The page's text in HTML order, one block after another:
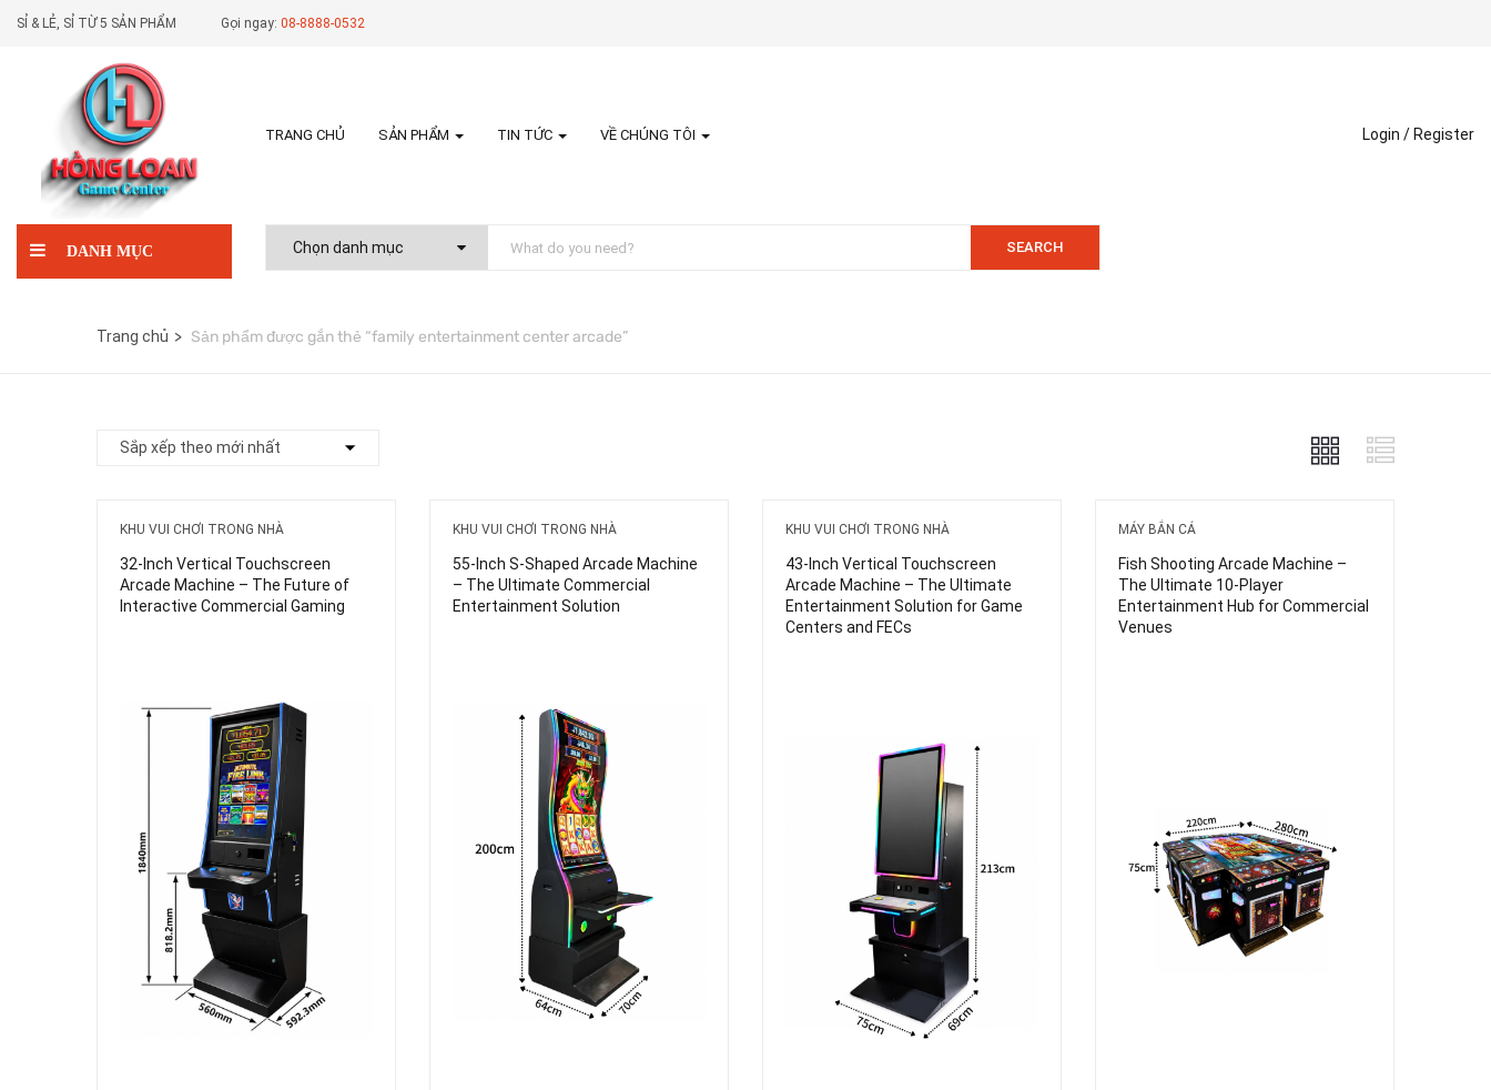
SỈ & LẺ, SỈ TỪ 5 SẢN PHẨM Gọi ngay: 08-8888-0532
TRANG CHỦ SẢN PHẨM TIN TỨC VỀ CHÚNG TÔI Login / Register
DANH MỤC SEARCH
Trang chủ Sản phẩm được gắn thẻ “family entertainment center arcade”
KHU VUI CHƠI TRONG NHÀ
32-Inch Vertical Touchscreen
Arcade Machine – The Future of
Interactive Commercial Gaming
KHU VUI CHƠI TRONG NHÀ
55-Inch S-Shaped Arcade Machine
– The Ultimate Commercial
Entertainment Solution
KHU VUI CHƠI TRONG NHÀ
43-Inch Vertical Touchscreen
Arcade Machine – The Ultimate
Entertainment Solution for Game
Centers and FECs
MÁY BẮN CÁ
Fish Shooting Arcade Machine –
The Ultimate 10-Player
Entertainment Hub for Commercial
Venues